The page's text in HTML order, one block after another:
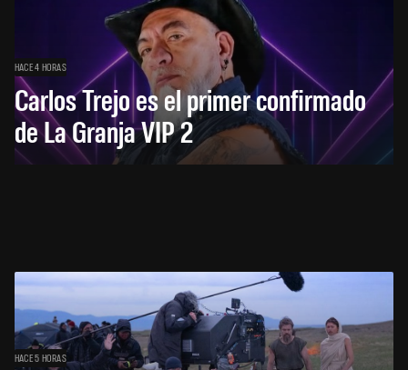
HACE 4 HORAS
Carlos Trejo es el primer confirmado
de La Granja VIP 2
HACE 5 HORAS